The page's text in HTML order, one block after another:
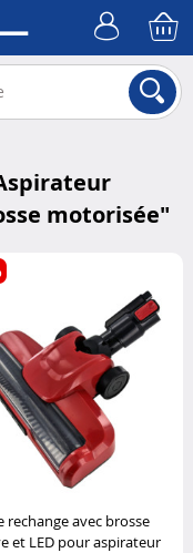
motorisée"
rechange avec brosse
et LED pour aspirateur